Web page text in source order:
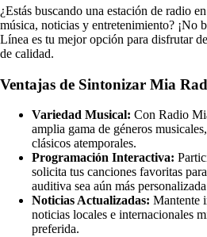
¿Estás buscando una estación de radio
música, noticias y entretenimiento? ¡No
Línea es tu mejor opción para disfrutar
de calidad.
Ventajas de Sintonizar Mia
Variedad Musical: Con Radio
amplia gama de géneros
clásicos atemporales.
Programación Interactiva:
solicita tus canciones favoritas
auditiva sea aún más
Noticias Actualizadas: Mantente
noticias locales e internacionales
preferida.